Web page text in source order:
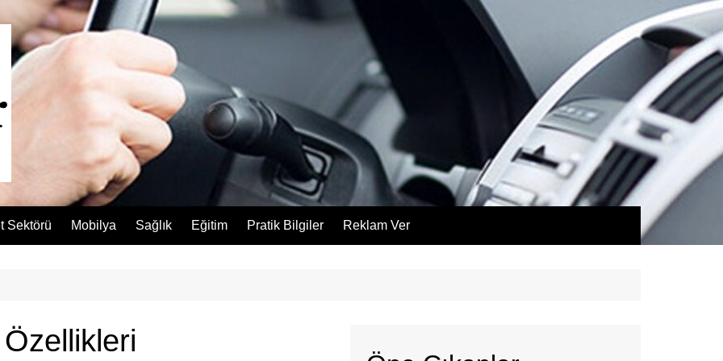
Sektörü Mobilya Sağlık Eğitim Pratik Bilgiler Reklam Ver